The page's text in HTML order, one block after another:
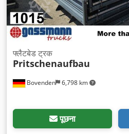
Bovenden 6,798 km
फ्लैटबेड ट्रक
Pritschenaufbau
पूछना